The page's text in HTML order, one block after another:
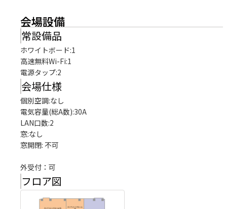
会場設備
常設備品
ホワイトボード:1
高速無料Wi-Fi:1
電源タップ:2
会場仕様
個別空調:なし
電気容量(総A数):30A
LAN口数:2
窓:なし
窓開閉: 不可
外受付：可
フロア図